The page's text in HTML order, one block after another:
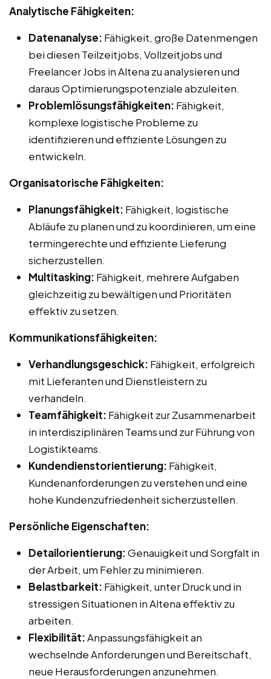
Analytische Fähigkeiten:
Datenanalyse: Fähigkeit, große Datenmengen
bei diesen Teilzeitjobs, Vollzeitjobs und
Freelancer Jobs in Altena zu analysieren und
daraus Optimierungspotenziale abzuleiten.
Problemlösungsfähigkeiten: Fähigkeit,
komplexe logistische Probleme zu
identifizieren und effiziente Lösungen zu
entwickeln.
Organisatorische Fähigkeiten:
Planungsfähigkeit: Fähigkeit, logistische
Abläufe zu planen und zu koordinieren, um eine
termingerechte und effiziente Lieferung
sicherzustellen.
Multitasking: Fähigkeit, mehrere Aufgaben
gleichzeitig zu bewältigen und Prioritäten
effektiv zu setzen.
Kommunikationsfähigkeiten:
Verhandlungsgeschick: Fähigkeit, erfolgreich
mit Lieferanten und Dienstleistern zu
verhandeln.
Teamfähigkeit: Fähigkeit zur Zusammenarbeit
in interdisziplinären Teams und zur Führung von
Logistikteams.
Kundendienstorientierung: Fähigkeit,
Kundenanforderungen zu verstehen und eine
hohe Kundenzufriedenheit sicherzustellen.
Persönliche Eigenschaften:
Detailorientierung:Genauigkeit und Sorgfalt in
der Arbeit, um Fehler zu minimieren.
Belastbarkeit: Fähigkeit, unter Druck und in
stressigen Situationen in Altena effektiv zu
arbeiten.
Flexibilität:Anpassungsfähigkeit an
wechselnde Anforderungen und Bereitschaft,
neue Herausforderungen anzunehmen.